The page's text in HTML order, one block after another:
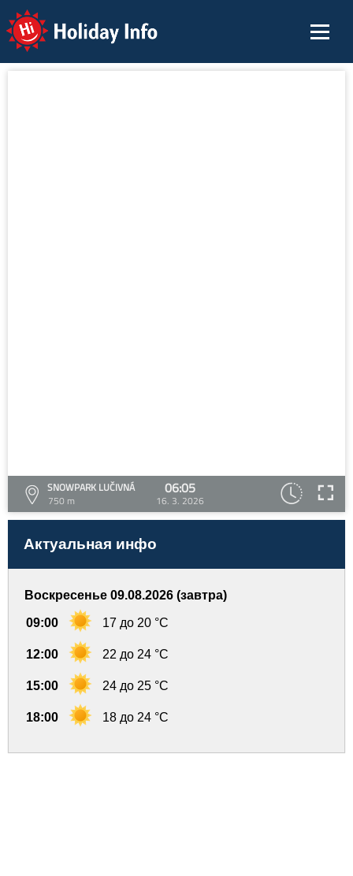
Holiday Info
SNOWPARK LUČIVNÁ
750 m
06:05
16. 3. 2026
Актуальная инфо
Воскресенье 09.08.2026 (завтра)
09:00 17 до 20 °C
12:00 22 до 24 °C
15:00 24 до 25 °C
18:00 18 до 24 °C